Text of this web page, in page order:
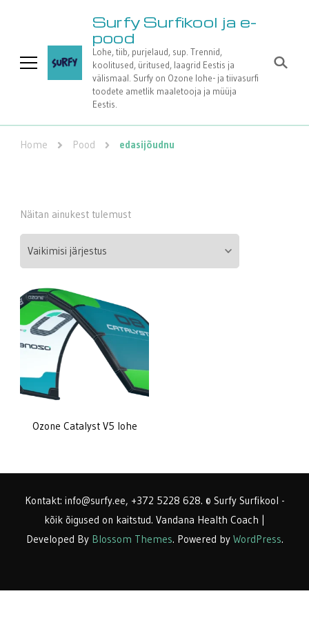
Surfy Surfikool ja e-
pood
Lohe, tiib, purjelaud, sup. Trennid,
koolitused, üritused, laagrid Eestis ja
välismaal. Surfy on Ozone lohe- ja tiivasurfi
toodete ametlik maaletooja ja müüja
Eestis.
Home Pood edasijõudnu
Näitan ainukest tulemust
Ozone Catalyst V5 lohe
Kontakt: info@surfy.ee, +372 5228 628. © Surfy Surfikool -
kõik õigused on kaitstud. Vandana Health Coach |
Developed By Blossom Themes. Powered by WordPress.